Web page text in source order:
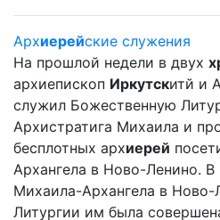
Архиерейские служения
На прошлой недели в двух
архиепископ Иркутскитй и
служил Божественную
Архистратига Михаила и
бесплотных архиерей
Архангела в Ново-Ленино. В
Михаила-Архангела в
Литургии им была